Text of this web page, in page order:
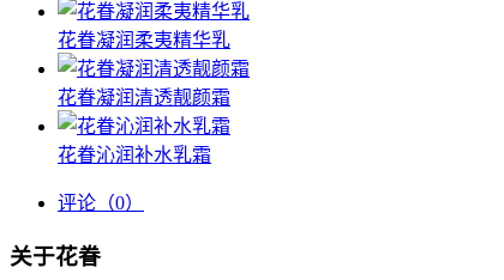
花眷凝润柔夷精华乳
花眷凝润清透靓颜霜
花眷沁润补水乳霜
评论 （0）
关于花眷